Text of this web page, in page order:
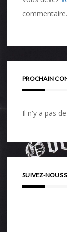
commentaire.
PROCHAIN
Il n'y a pas
SUIVEZ-NOUS